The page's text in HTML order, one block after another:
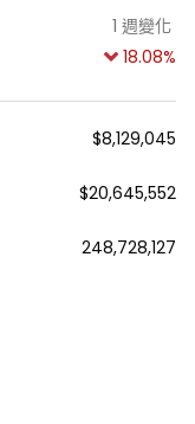
1 週變化
18.08%
$8,129,045
$20,645,552
248,728,127